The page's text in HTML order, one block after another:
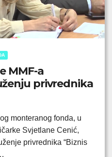
MMF-a
privrednika
monteranog fonda, u
Svjetlane Cenić,
privrednika “Biznis